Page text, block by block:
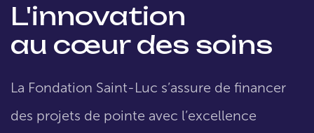
L'innovation
au cœur des soins
La Fondation Saint-Luc s’assure de financer
des projets de pointe avec l’excellence